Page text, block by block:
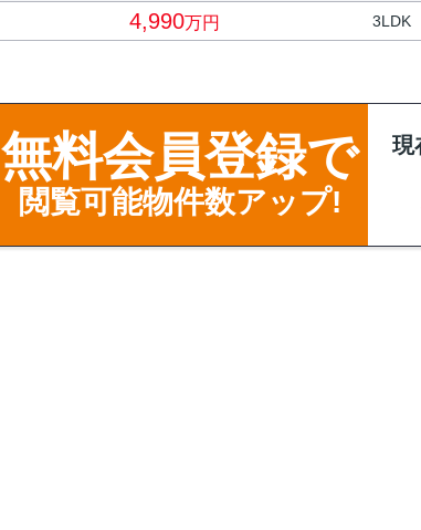
4,990万円 3LDK
無料会員登録で
閲覧可能物件数アップ!
現